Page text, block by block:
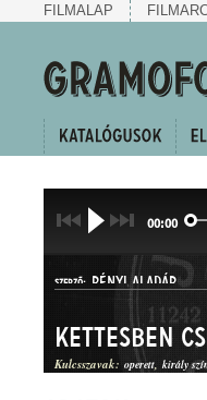
FILMALAP
00:00
SZERZŐ: RÉNYI ALADÁR
Kulcsszavak: operett király